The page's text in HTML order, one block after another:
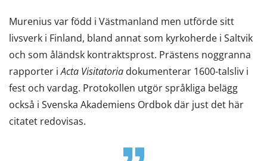
Murenius var född i Västmanland men utförde sitt
livsverk i Finland, bland annat som kyrkoherde i Saltvik
och som åländsk kontraktsprost. Prästens noggranna
rapporter iActa Visitatoria dokumenterar 1600-talsliv i
fest och vardag. Protokollen utgör språkliga belägg
också i Svenska Akademiens Ordbok där just det här
citatet redovisas.